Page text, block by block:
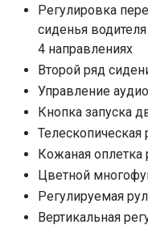
Регулировка
сиденья
4 направлениях
Второй ряд
Управление
Кнопка запуска
Телескопическая
Кожаная оплетка
Цветной
Регулируемая
Вертикальная